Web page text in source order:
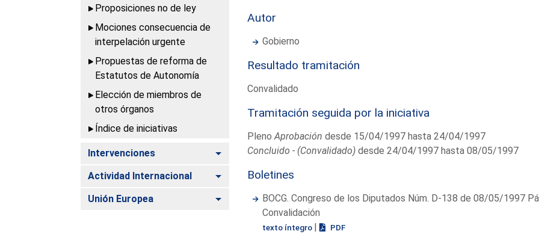
Proposiciones no de ley
Mociones consecuencia de
interpelación urgente
Propuestas de reforma de
Estatutos de Autonomía
Elección de miembros de
otros órganos
Índice de iniciativas
Intervenciones Alternar
Actividad Internacional Alternar
Unión Europea Alternar
Autor
Gobierno
Resultado tramitación
Convalidado
Tramitación seguida por la iniciativa
Pleno Aprobación desde 15/04/1997 hasta 24/04/1997
Concluido - (Convalidado)desde 24/04/1997 hasta 08/05/1997
Boletines
BOCG. Congreso de los Diputados Núm. D-138 de 08/05/1997
Convalidación
texto íntegro | PDF